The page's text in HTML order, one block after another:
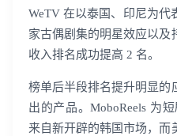
WeTV 在以泰国、印尼为代
家古偶剧集的明星效应以及
收入排名成功提高 2 名。
榜单后半段排名提升明显的
出的产品。MoboReels 为
来自新开辟的韩国市场，而